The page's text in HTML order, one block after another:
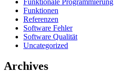
Funktionale Programmierung
Funktionen
Referenzen
Software Fehler
Software Qualität
Uncategorized
Archives